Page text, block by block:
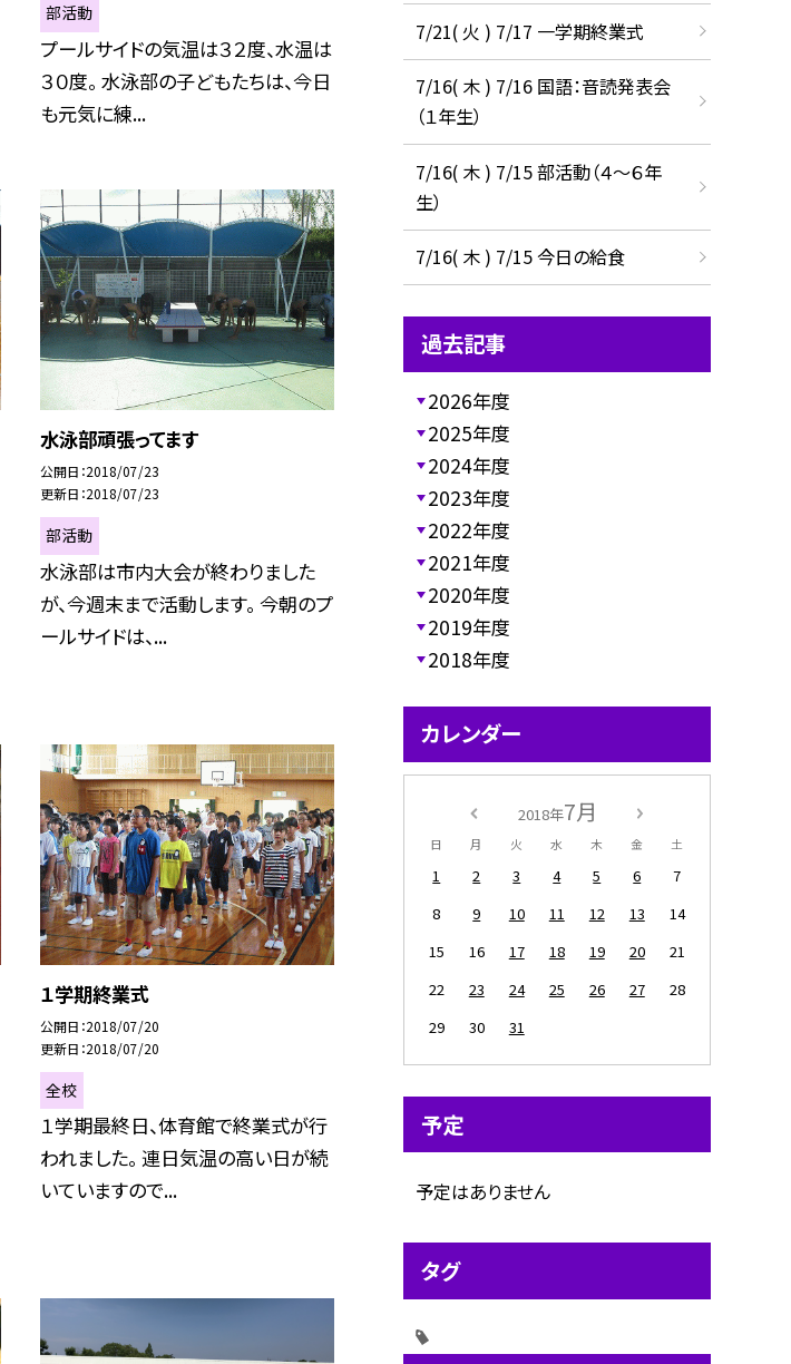
部活動
プールサイドの気温は３２度、水温は
３０度。 水泳部の子どもたちは、今日
も元気に練...
水泳部頑張ってます
公開日 2018/07/23
更新日 2018/07/23
部活動
水泳部は市内大会が終わりました
が、今週末まで活動します。 今朝のプ
ールサイドは、...
１学期終業式
公開日 2018/07/20
更新日 2018/07/20
全校
１学期最終日、体育館で終業式が行
われました。 連日気温の高い日が続
いていますので...
7/21( 火 ) 7/17 一学期終業式
7/16( 木 ) 7/16 国語：音読発表会
（１年生）
7/16( 木 ) 7/15 部活動（４～６年
生）
7/16( 木 ) 7/15 今日の給食
過去記事
2026年度
2025年度
2024年度
2023年度
2022年度
2021年度
2020年度
2019年度
2018年度
カレンダー
2018年7月
日 月 火 水 木 金 土
1 2 3 4 5 6
7
8
9 10 11 12 13
14
15
16 17 18 19 20
21
22
23 24 25 26 27
28
29
30 31
予定
予定はありません
タグ